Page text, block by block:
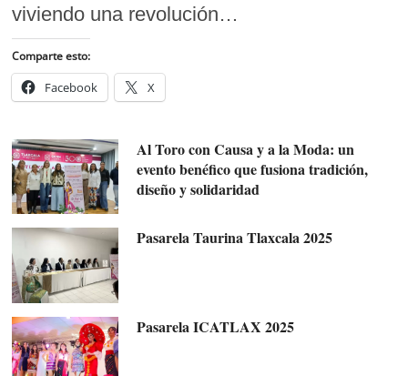
viviendo una revolución…
Comparte esto:
Facebook X
Al Toro con Causa y a la Moda: un
evento benéfico que fusiona tradición,
diseño y solidaridad
Pasarela Taurina Tlaxcala 2025
Pasarela ICATLAX 2025